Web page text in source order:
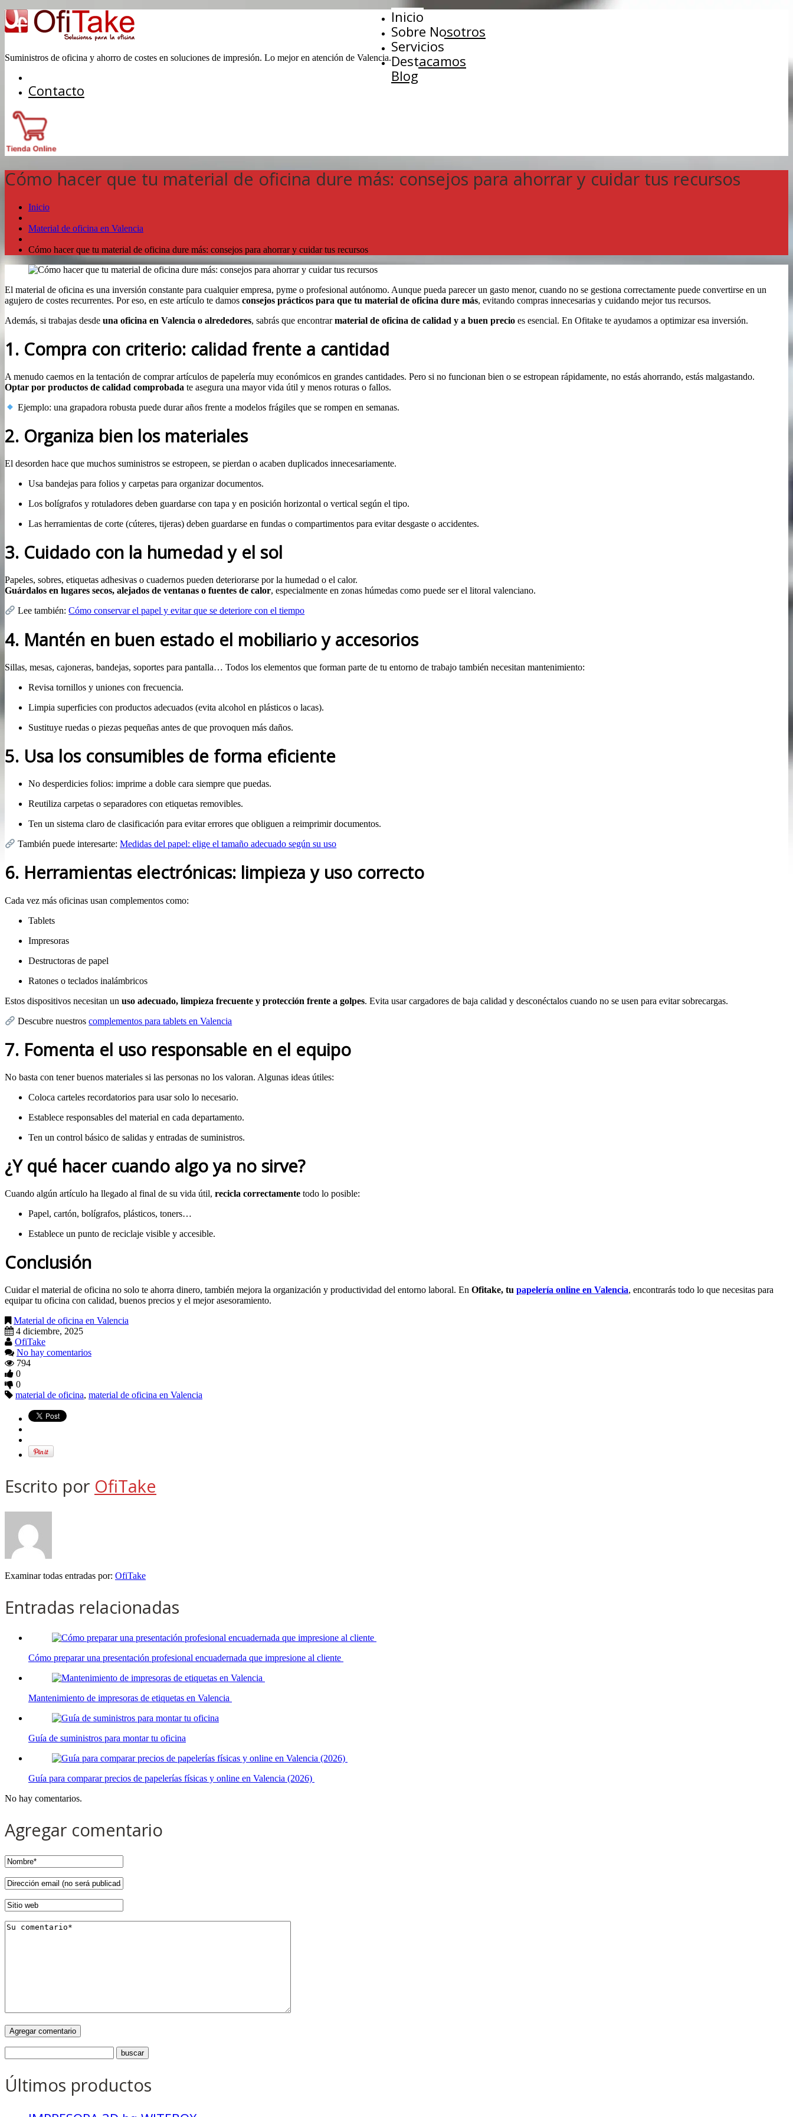
Suministros de oficina y ahorro de costes en soluciones de impresión. Lo mejor en atención de Valencia.
Inicio
Sobre Nosotros
Servicios
Destacamos
Blog
Contacto
Cómo hacer que tu material de oficina dure más: consejos para ahorrar y cuidar tus recursos
Inicio
Material de oficina en Valencia
Cómo hacer que tu material de oficina dure más: consejos para ahorrar y cuidar tus recursos
El material de oficina es una inversión constante para cualquier empresa, pyme o profesional autónomo. Aunque pueda parecer un gasto menor, cuando no se gestiona correctamente puede convertirse en un
agujero de costes recurrentes. Por eso, en este artículo te damos consejos prácticos para que tu material de oficina dure más, evitando compras innecesarias y cuidando mejor tus recursos.
Además, si trabajas desde una oficina en Valencia o alrededores, sabrás que encontrarmaterial de oficina de calidad y a buen precio es esencial. En Ofitake te ayudamos a optimizar esa inversión.
1. Compra con criterio: calidad frente a cantidad
A menudo caemos en la tentación de comprar artículos de papelería muy económicos en grandes cantidades. Pero si no funcionan bien o se estropean rápidamente, no estás ahorrando, estás malgastando.
Optar por productos de calidad comprobada te asegura una mayor vida útil y menos roturas o fallos.
Ejemplo: una grapadora robusta puede durar años frente a modelos frágiles que se rompen en semanas.
2. Organiza bien los materiales
El desorden hace que muchos suministros se estropeen, se pierdan o acaben duplicados innecesariamente.
Usa bandejas para folios y carpetas para organizar documentos.
Los bolígrafos y rotuladores deben guardarse con tapa y en posición horizontal o vertical según el tipo.
Las herramientas de corte (cúteres, tijeras) deben guardarse en fundas o compartimentos para evitar desgaste o accidentes.
3. Cuidado con la humedad y el sol
Papeles, sobres, etiquetas adhesivas o cuadernos pueden deteriorarse por la humedad o el calor.
Guárdalos en lugares secos, alejados de ventanas o fuentes de calor, especialmente en zonas húmedas como puede ser el litoral valenciano.
Lee también:Cómo conservar el papel y evitar que se deteriore con el tiempo
4. Mantén en buen estado el mobiliario y accesorios
Sillas, mesas, cajoneras, bandejas, soportes para pantalla… Todos los elementos que forman parte de tu entorno de trabajo también necesitan mantenimiento:
Revisa tornillos y uniones con frecuencia.
Limpia superficies con productos adecuados (evita alcohol en plásticos o lacas).
Sustituye ruedas o piezas pequeñas antes de que provoquen más daños.
5. Usa los consumibles de forma eficiente
No desperdicies folios: imprime a doble cara siempre que puedas.
Reutiliza carpetas o separadores con etiquetas removibles.
Ten un sistema claro de clasificación para evitar errores que obliguen a reimprimir documentos.
También puede interesarte:Medidas del papel: elige el tamaño adecuado según su uso
6. Herramientas electrónicas: limpieza y uso correcto
Cada vez más oficinas usan complementos como:
Tablets
Impresoras
Destructoras de papel
Ratones o teclados inalámbricos
Estos dispositivos necesitan un uso adecuado, limpieza frecuente y protección frente a golpes. Evita usar cargadores de baja calidad y desconéctalos cuando no se usen para evitar sobrecargas.
Descubre nuestroscomplementos para tablets en Valencia
7. Fomenta el uso responsable en el equipo
No basta con tener buenos materiales si las personas no los valoran. Algunas ideas útiles:
Coloca carteles recordatorios para usar solo lo necesario.
Establece responsables del material en cada departamento.
Ten un control básico de salidas y entradas de suministros.
¿Y qué hacer cuando algo ya no sirve?
Cuando algún artículo ha llegado al final de su vida útil, recicla correctamente todo lo posible:
Papel, cartón, bolígrafos, plásticos, toners…
Establece un punto de reciclaje visible y accesible.
Conclusión
Cuidar el material de oficina no solo te ahorra dinero, también mejora la organización y productividad del entorno laboral. En Ofitake, tu papelería online en Valencia, encontrarás todo lo que necesitas para
equipar tu oficina con calidad, buenos precios y el mejor asesoramiento.
Material de oficina en Valencia
4 diciembre, 2025
OfiTake
No hay comentarios
794
0
0
material de oficina, material de oficina en Valencia
Escrito por OfiTake
Examinar todas entradas por: OfiTake
Entradas relacionadas
Cómo preparar una presentación profesional encuadernada que impresione al cliente
Mantenimiento de impresoras de etiquetas en Valencia
Guía de suministros para montar tu oficina
Guía para comparar precios de papelerías físicas y online en Valencia (2026)
No hay comentarios.
Agregar comentario
Últimos productos